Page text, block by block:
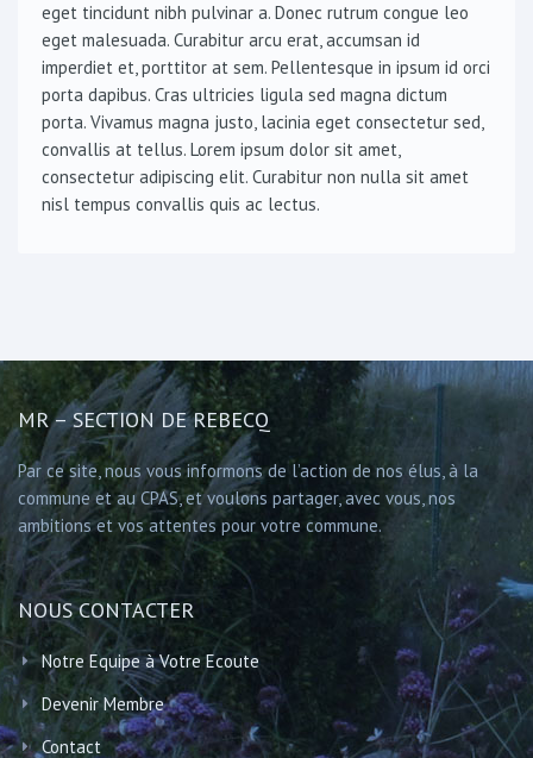
eget tincidunt nibh pulvinar a. Donec rutrum congue leo
eget malesuada. Curabitur arcu erat, accumsan id
imperdiet et, porttitor at sem. Pellentesque in ipsum id orci
porta dapibus. Cras ultricies ligula sed magna dictum
porta. Vivamus magna justo, lacinia eget consectetur sed,
convallis at tellus. Lorem ipsum dolor sit amet,
consectetur adipiscing elit. Curabitur non nulla sit amet
nisl tempus convallis quis ac lectus.
MR – SECTION DE REBECQ
Par ce site, nous vous informons de l’action de nos élus, à la
commune et au CPAS, et voulons partager, avec vous, nos
ambitions et vos attentes pour votre commune.
NOUS CONTACTER
Notre Equipe à Votre Ecoute
Devenir Membre
Contact